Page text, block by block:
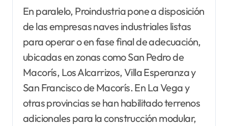
En paralelo, Proindustria pone a disposición
de las empresas naves industriales listas
para operar o en fase final de adecuación,
ubicadas en zonas como San Pedro de
Macorís, Los Alcarrizos, Villa Esperanza y
San Francisco de Macorís. En La Vega y
otras provincias se han habilitado terrenos
adicionales para la construcción modular,